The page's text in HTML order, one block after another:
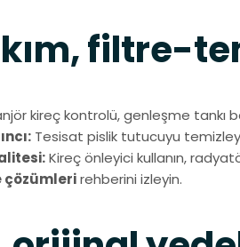
filtre-
kireç kontrolü, genleşme tankı
Tesisat pislik tutucuyu
Kireç önleyici kullanın,
çözümlerirehberini izleyin.